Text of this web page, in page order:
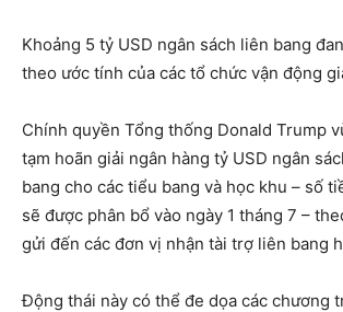
Khoảng 5 tỷ USD ngân sách liên bang
theo ước tính của các tổ chức vận động
Chính quyền Tổng thống Donald Trump
tạm hoãn giải ngân hàng tỷ USD ngân
bang cho các tiểu bang và học khu – số
sẽ được phân bổ vào ngày 1 tháng 7 –
gửi đến các đơn vị nhận tài trợ liên bang
Động thái này có thể đe dọa các chương